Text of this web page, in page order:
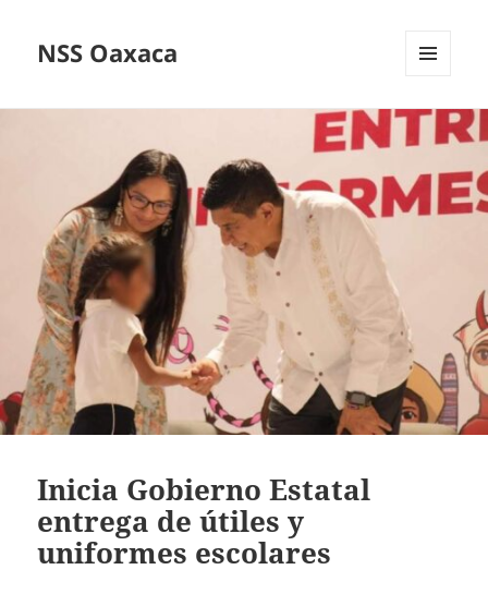
NSS Oaxaca
WIDGETS
Inicia Gobierno Estatal
entrega de útiles y
uniformes escolares